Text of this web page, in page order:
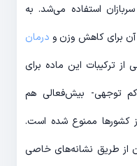
استفاده می‌شد. به
برای کاهش وزن و درمان
از ترکیبات این ماده برای
توجهی- بیش‌فعالی هم
کشورها ممنوع شده است.
از طریق نشانه‌های خاصی